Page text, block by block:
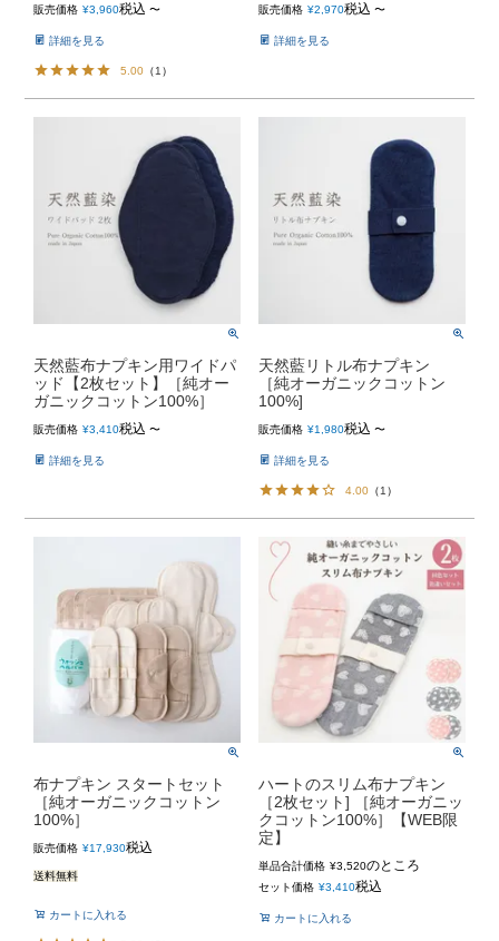
販売価格 ¥3,960税込 〜
詳細を見る
5.00 （1）
販売価格 ¥2,970税込 〜
詳細を見る
天然藍布ナプキン用ワイドパ
ッド【2枚セット】［純オー
ガニックコットン100%］
販売価格 ¥3,410税込 〜
詳細を見る
天然藍リトル布ナプキン
［純オーガニックコットン
100%]
販売価格 ¥1,980税込 〜
詳細を見る
4.00 （1 ）
布ナプキン スタートセット
［純オーガニックコットン
100%］
販売価格 ¥17,930税込
送料無料
カートに入れる
ハートのスリム布ナプキン
［2枚セット] ［純オーガニッ
クコットン100%］【WEB限
定】
単品合計価格 ¥3,520のところ
セット価格 ¥3,410税込
カートに入れる